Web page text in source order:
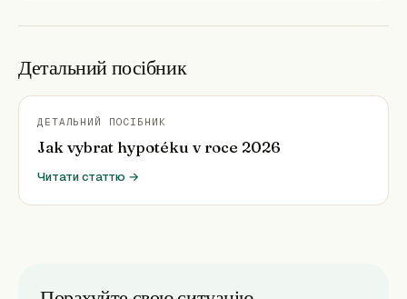
Детальний посібник
ДЕТАЛЬНИЙ ПОСІБНИК
Jak vybrat hypotéku v roce 2026
Читати статтю →